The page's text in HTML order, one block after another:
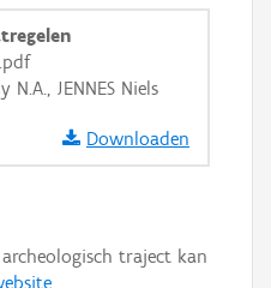
N.A., JENNES Niels
Downloaden
traject kan